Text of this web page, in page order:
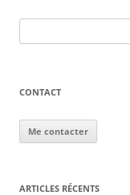
CONTACT
Me contacter
ARTICLES RÉCENTS